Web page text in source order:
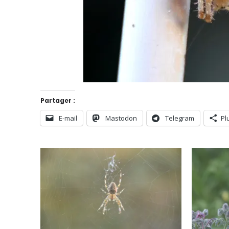
Partager :
E-mail Mastodon Telegram